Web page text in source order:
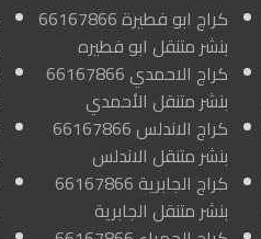
كراج ابو فطيرة 66167866
بنشر متنقل ابو فطيره
كراج الاحمدي 66167866
بنشر متنقل الأحمدي
كراج الاندلس 66167866
بنشر متنقل الاندلس
كراج الجابرية 66167866
بنشر متنقل الجابرية